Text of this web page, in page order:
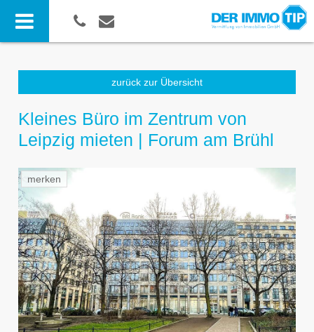
zurück zur Übersicht
Kleines Büro im Zentrum von
Leipzig mieten | Forum am Brühl
merken